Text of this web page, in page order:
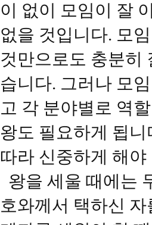
이 없이 모임이 잘
없을 것입니다. 모
것만으로도 충분히
습니다. 그러나 모
고 각 분야별로 역
왕도 필요하게 됩
따라 신중하게 해야
왕을 세울 때에는
호와께서 택하신